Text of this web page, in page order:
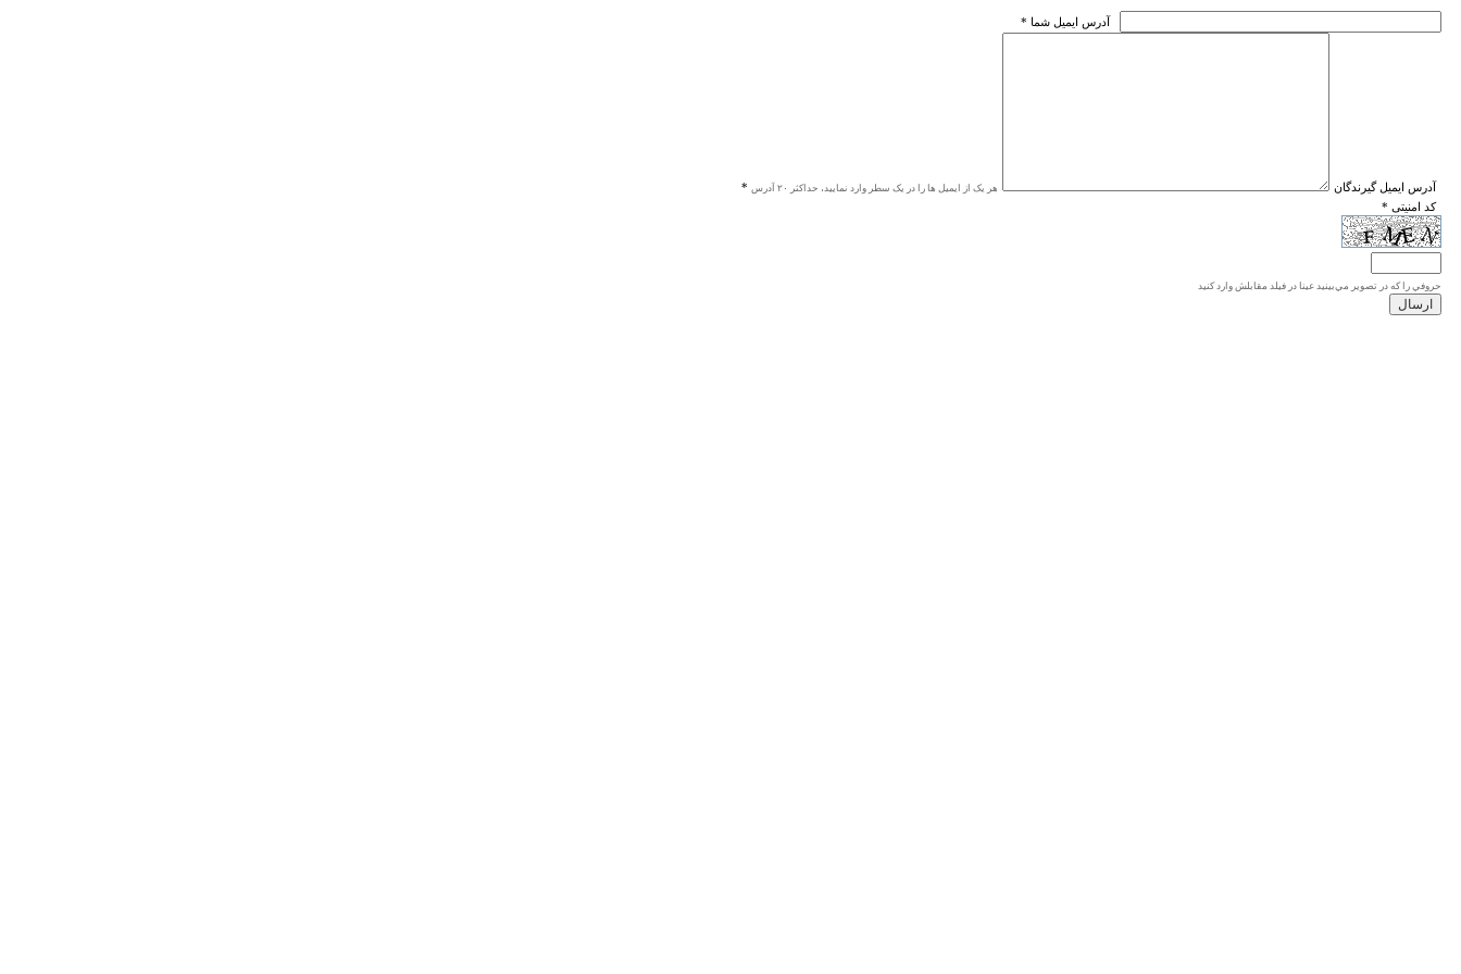
* آدرس ايميل شما
* آدرس ايميل گيرندگان هر یک از ایمیل ها را در یک سطر وارد نمایید، حداکثر ۲۰ آدرس
* کد امنیتی
حروفي را كه در تصوير مي‌بينيد عينا در فيلد مقابلش وارد كنيد